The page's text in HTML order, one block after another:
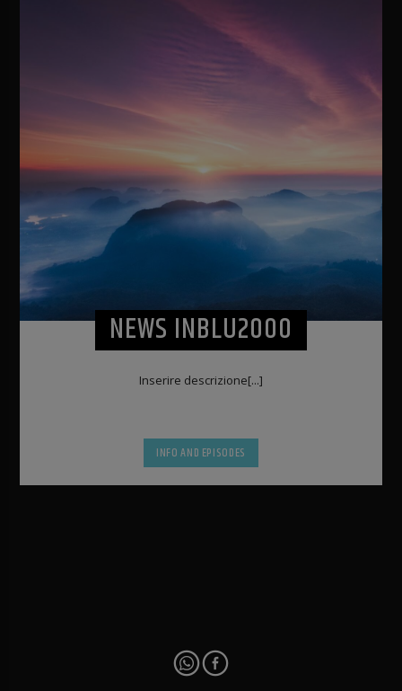
NEWS INBLU2000
Inserire descrizione[...]
INFO AND EPISODES